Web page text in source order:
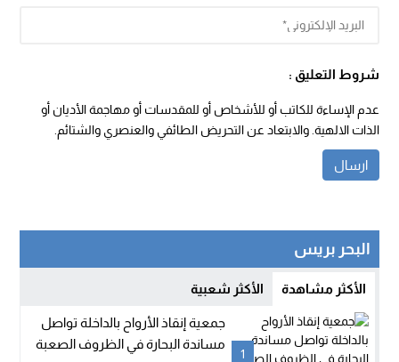
شروط التعليق :
عدم الإساءة للكاتب أو للأشخاص أو للمقدسات أو مهاجمة الأديان أو
الذات الالهية. والابتعاد عن التحريض الطائفي والعنصري والشتائم.
البحر بريس
الأكثر مشاهدة الأكثر شعبية
1
جمعية إنقاذ الأرواح بالداخلة تواصل
مساندة البحارة في الظروف الصعبة